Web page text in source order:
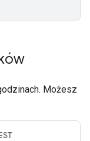
Możesz